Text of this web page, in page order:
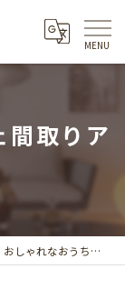
間取りア
おしゃれなおうちカフェ間取りアイデア